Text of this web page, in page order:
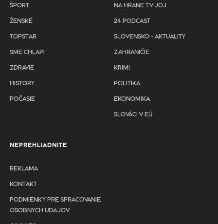
ŠPORT
ŽENSKÉ
TOPSTAR
SME CHLAPI
ZDRAVIE
HISTORY
POČASIE
NA HRANE TV JOJ
24 PODCAST
SLOVENSKO - AKTUALITY
ZAHRANIČIE
KRIMI
POLITIKA
EKONOMIKA
SLOVÁCI V EÚ
NEPREHLIADNITE
REKLAMA
KONTAKT
PODMIENKY PRE SPRACOVANIE
OSOBNYCH UDAJOV